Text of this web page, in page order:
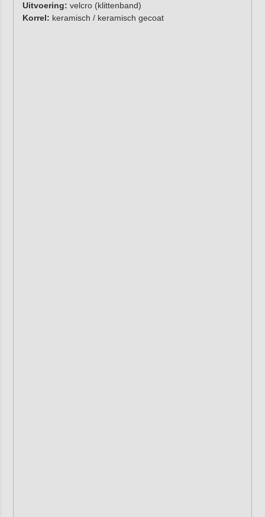
Uitvoering: velcro (klittenband)
Korrel: keramisch / keramisch gecoat